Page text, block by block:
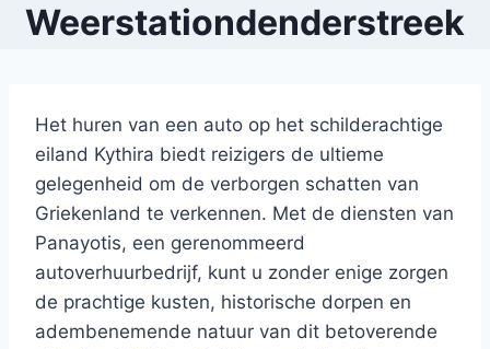
Weerstationdenderstreek
Het huren van een auto op het schilderachtige
eiland Kythira biedt reizigers de ultieme
gelegenheid om de verborgen schatten van
Griekenland te verkennen. Met de diensten van
Panayotis, een gerenommeerd
autoverhuurbedrijf, kunt u zonder enige zorgen
de prachtige kusten, historische dorpen en
adembenemende natuur van dit betoverende